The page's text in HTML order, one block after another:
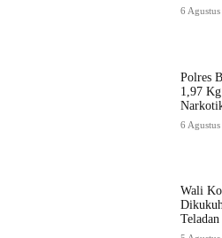
6
Polres
1,97
6
Wali
Teladan